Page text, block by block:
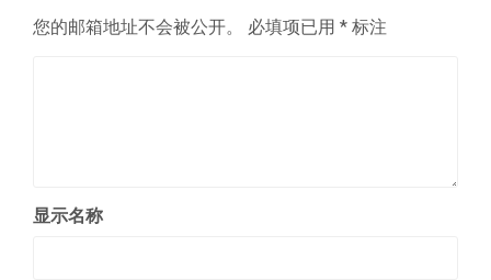
您的邮箱地址不会被公开。 必填项已用 * 标注
显示名称